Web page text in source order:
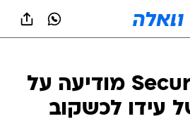
חברת SecureNet מודיעה על
עידו לכשקוב